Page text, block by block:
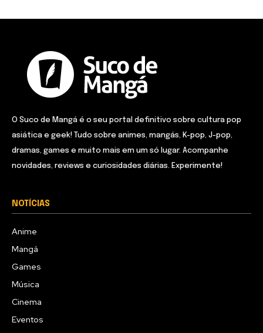
O Suco de Mangá é o seu portal definitivo sobre cultura pop
asiática e geek! Tudo sobre animes, mangás, K-pop, J-pop,
dramas, games e muito mais em um só lugar. Acompanhe
novidades, reviews e curiosidades diárias. Experimente!
NOTÍCIAS
Anime
Mangá
Games
Música
Cinema
Eventos